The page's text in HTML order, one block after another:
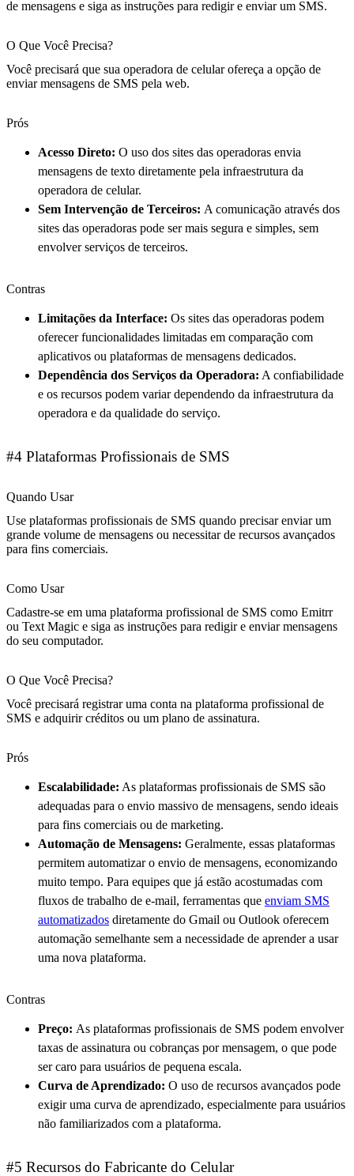
de mensagens e siga as instruções para redigir e enviar um SMS.
O Que Você Precisa?
Você precisará que sua operadora de celular ofereça a opção de
enviar mensagens de SMS pela web.
Prós
Acesso Direto: O uso dos sites das operadoras envia
mensagens de texto diretamente pela infraestrutura da
operadora de celular.
Sem Intervenção de Terceiros: A comunicação através dos
sites das operadoras pode ser mais segura e simples, sem
envolver serviços de terceiros.
Contras
Limitações da Interface: Os sites das operadoras podem
oferecer funcionalidades limitadas em comparação com
aplicativos ou plataformas de mensagens dedicados.
Dependência dos Serviços da Operadora: A confiabilidade
e os recursos podem variar dependendo da infraestrutura da
operadora e da qualidade do serviço.
#4 Plataformas Profissionais de SMS
Quando Usar
Use plataformas profissionais de SMS quando precisar enviar um
grande volume de mensagens ou necessitar de recursos avançados
para fins comerciais.
Como Usar
Cadastre-se em uma plataforma profissional de SMS como Emitrr
ou Text Magic e siga as instruções para redigir e enviar mensagens
do seu computador.
O Que Você Precisa?
Você precisará registrar uma conta na plataforma profissional de
SMS e adquirir créditos ou um plano de assinatura.
Prós
Escalabilidade: As plataformas profissionais de SMS são
adequadas para o envio massivo de mensagens, sendo ideais
para fins comerciais ou de marketing.
Automação de Mensagens: Geralmente, essas plataformas
permitem automatizar o envio de mensagens, economizando
muito tempo. Para equipes que já estão acostumadas com
fluxos de trabalho de e-mail, ferramentas que enviam SMS
automatizados diretamente do Gmail ou Outlook oferecem
automação semelhante sem a necessidade de aprender a usar
uma nova plataforma.
Contras
Preço: As plataformas profissionais de SMS podem envolver
taxas de assinatura ou cobranças por mensagem, o que pode
ser caro para usuários de pequena escala.
Curva de Aprendizado: O uso de recursos avançados pode
exigir uma curva de aprendizado, especialmente para usuários
não familiarizados com a plataforma.
#5 Recursos do Fabricante do Celular